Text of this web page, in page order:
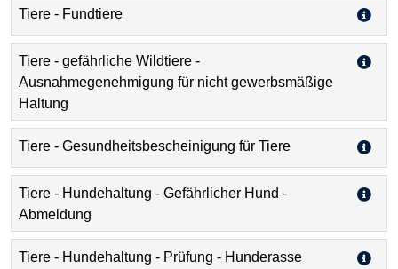
Tiere - Fundtiere
Tiere - gefährliche Wildtiere -
Ausnahmegenehmigung für nicht gewerbsmäßige
Haltung
Tiere - Gesundheitsbescheinigung für Tiere
Tiere - Hundehaltung - Gefährlicher Hund -
Abmeldung
Tiere - Hundehaltung - Prüfung - Hunderasse